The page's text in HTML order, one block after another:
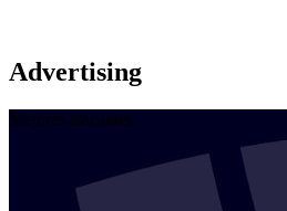
Advertising
Mejores atacantes